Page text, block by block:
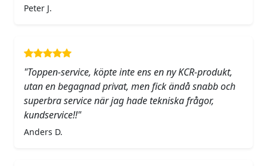
Peter J.
"Toppen-service, köpte inte ens en ny KCR-produkt,
utan en begagnad privat, men fick ändå snabb och
superbra service när jag hade tekniska frågor,
kundservice!!"
Anders D.